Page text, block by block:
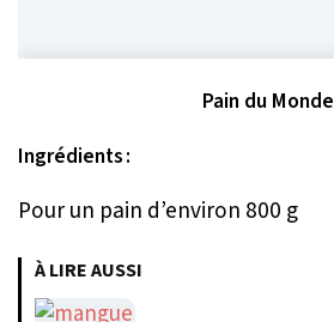
Pain du Monde
Ingrédients :
Pour un pain d’environ 800 g
À LIRE AUSSI